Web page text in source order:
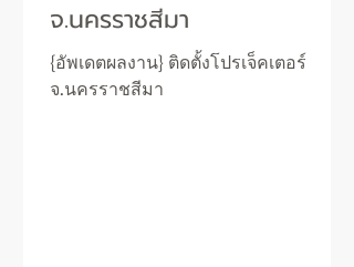
จ.นครราชสีมา
{อัพเดตผลงาน} ติดตั้งโปรเจ็คเตอร์
จ.นครราชสีมา